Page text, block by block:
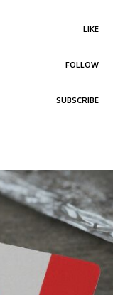
LIKE
FOLLOW
SUBSCRIBE